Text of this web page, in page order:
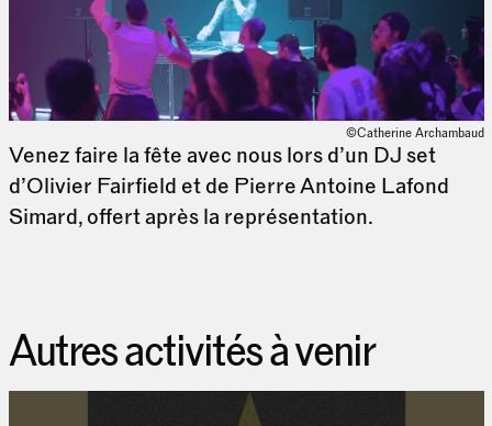
©Catherine Archambaud
Venez faire la fête avec nous lors d’un DJ set
d’Olivier Fairfield et de Pierre Antoine Lafond
Simard, offert après la représentation.
Autres activités à venir